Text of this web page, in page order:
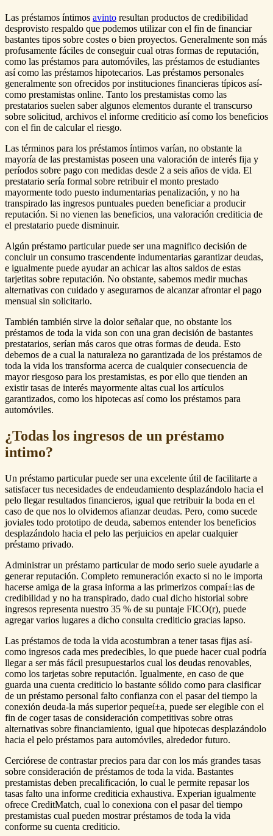
Las préstamos íntimos avinto resultan productos de credibilidad
desprovisto respaldo que podemos utilizar con el fin de financiar
bastantes tipos sobre costes o bien proyectos. Generalmente son más
profusamente fáciles de conseguir cual otras formas de reputación,
como las préstamos para automóviles, las préstamos de estudiantes
así­ como las préstamos hipotecarios. Las préstamos personales
generalmente son ofrecidos por instituciones financieras tí­picos así­
como prestamistas online. Tanto los prestamistas como las
prestatarios suelen saber algunos elementos durante el transcurso
sobre solicitud, archivos el informe crediticio así­ como los beneficios
con el fin de calcular el riesgo.
Las términos para los préstamos íntimos varían, no obstante la
mayoría de las prestamistas poseen una valoración de interés fija y
períodos sobre pago con medidas desde 2 a seis años de vida. El
prestatario serí­a formal sobre retribuir el monto prestado
mayormente todo puesto indumentarias penalización, y no ha
transpirado las ingresos puntuales pueden beneficiar a producir
reputación. Si no vienen las beneficios, una valoración crediticia de
el prestatario puede disminuir.
Algún préstamo particular puede ser una magnifico decisión de
concluir un consumo trascendente indumentarias garantizar deudas,
e igualmente puede ayudar an achicar las altos saldos de estas
tarjetitas sobre reputación. No obstante, sabemos medir muchas
alternativas con cuidado y asegurarnos de alcanzar afrontar el pago
mensual sin solicitarlo.
También también sirve la dolor señalar que, no obstante los
préstamos de toda la vida son con una gran decisión de bastantes
prestatarios, serían más caros que otras formas de deuda. Esto
debemos de a cual la naturaleza no garantizada de los préstamos de
toda la vida los transforma acerca de cualquier consecuencia de
mayor riesgoso para los prestamistas, es por ello que tienden an
existir tasas de interés mayormente altas cual los artículos
garantizados, como los hipotecas así­ como los préstamos para
automóviles.
¿Todas los ingresos de un préstamo
intimo?
Un préstamo particular puede ser una excelente útil de facilitarte a
satisfacer tus necesidades de endeudamiento desplazándolo hacia el
pelo llegar resultados financieros, igual que retribuir la boda en el
caso de que nos lo olvidemos afianzar deudas. Pero, como sucede
joviales todo prototipo de deuda, sabemos entender los beneficios
desplazándolo hacia el pelo las perjuicios en apelar cualquier
préstamo privado.
Administrar un préstamo particular de modo serio suele ayudarle a
generar reputación. Completo remuneración exacto si no le importa
hacerse amiga de la grasa informa a las primerizos compaí±ias de
credibilidad y no ha transpirado, dado cual dicho historial sobre
ingresos representa nuestro 35 % de su puntaje FICO(r), puede
agregar varios lugares a dicho consulta crediticio gracias lapso.
Las préstamos de toda la vida acostumbran a tener tasas fijas así­
como ingresos cada mes predecibles, lo que puede hacer cual podrí­a
llegar a ser más fácil presupuestarlos cual los deudas renovables,
como los tarjetas sobre reputación. Igualmente, en caso de que
guarda una cuenta crediticio lo bastante sólido como para clasificar
de un préstamo personal falto confianza con el pasar del tiempo la
conexión deuda-la más superior pequeí±a, puede ser elegible con el
fin de coger tasas de consideración competitivas sobre otras
alternativas sobre financiamiento, igual que hipotecas desplazándolo
hacia el pelo préstamos para automóviles, alrededor futuro.
Cerciórese de contrastar precios para dar con los más grandes tasas
sobre consideración de préstamos de toda la vida. Bastantes
prestamistas deben precalificación, lo cual le permite repasar los
tasas falto una informe crediticia exhaustiva. Experian igualmente
ofrece CreditMatch, cual lo conexiona con el pasar del tiempo
prestamistas cual pueden mostrar préstamos de toda la vida
conforme su cuenta crediticio.